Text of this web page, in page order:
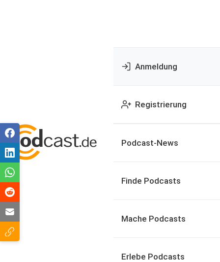
Anmeldung
Registrierung
Podcast-News
Finde Podcasts
Mache Podcasts
Erlebe Podcasts